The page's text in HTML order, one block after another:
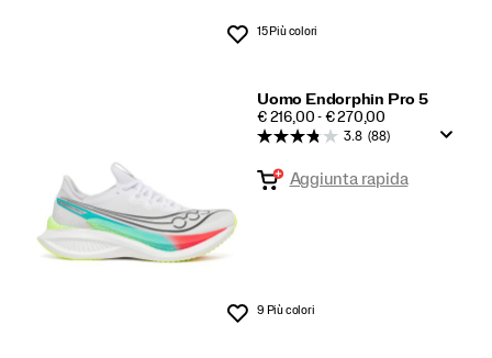
Lista dei desideri
15 Più colori
Uomo Endorphin Pro 5
PRICE
€ 216,00 - € 270,00
Lista dei desideri
3.8 (88)
Aggiunta rapida
9 Più colori